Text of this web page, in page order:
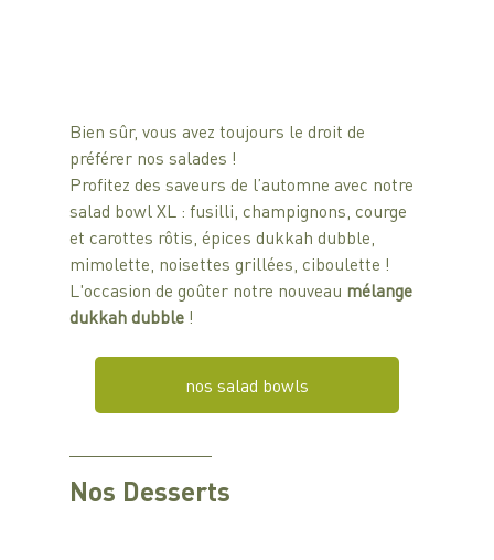
Bien sûr, vous avez toujours le droit de
préférer nos salades !
Profitez des saveurs de l’automne avec notre
salad bowl XL : fusilli, champignons, courge
et carottes rôtis, épices dukkah dubble,
mimolette, noisettes grillées, ciboulette !
L'occasion de goûter notre nouveau mélange
dukkah dubble !
nos salad bowls
Nos Desserts